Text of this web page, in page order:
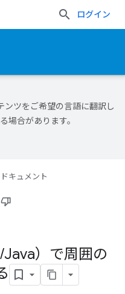
ログイン
ンツをご希望の言語に翻訳し
場合があります。
ドキュメント
/Java）で周囲の